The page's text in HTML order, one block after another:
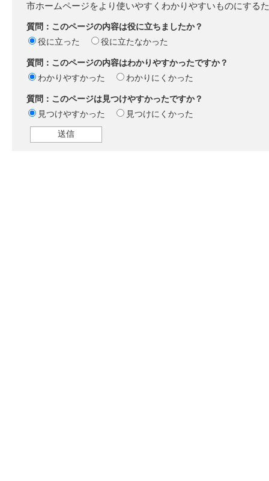
市ホームページをより使いやすくわかりやすいものにする
質問：このページの内容は役に立ちましたか？
役に立った
役に立たなかった
質問：このページの内容はわかりやすかったですか？
わかりやすかった
わかりにくかった
質問：このページは見つけやすかったですか？
見つけやすかった
見つけにくかった